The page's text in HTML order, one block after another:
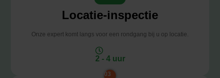
Locatie-inspectie
Onze expert komt langs voor een rondgang bij u op locatie.
2 - 4 uur
03